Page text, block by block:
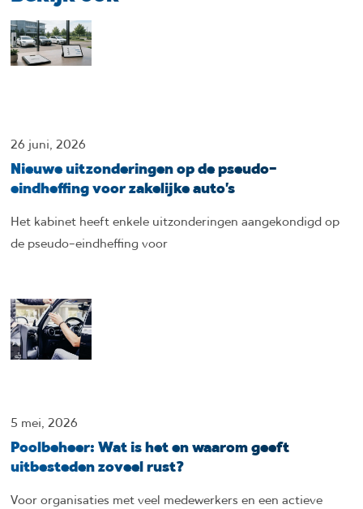
26 juni, 2026
Nieuwe uitzonderingen op de pseudo-
eindheffing voor zakelijke auto’s
Het kabinet heeft enkele uitzonderingen aangekondigd op
de pseudo-eindheffing voor
5 mei, 2026
Poolbeheer: Wat is het en waarom geeft
uitbesteden zoveel rust?
Voor organisaties met veel medewerkers en een actieve